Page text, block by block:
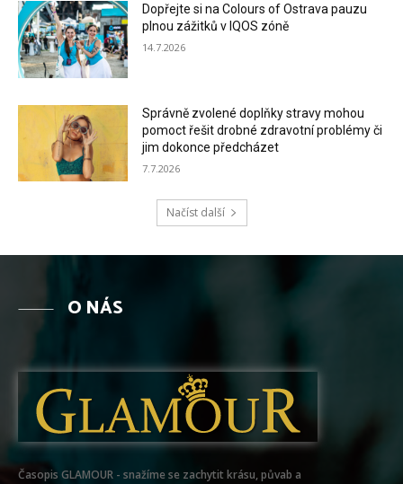
Dopřejte si na Colours of Ostrava pauzu
plnou zážitků v IQOS zóně
14.7.2026
Správně zvolené doplňky stravy mohou
pomoct řešit drobné zdravotní problémy či
jim dokonce předcházet
7.7.2026
Načíst další
O NÁS
Časopis GLAMOUR - snažíme se zachytit krásu, půvab a